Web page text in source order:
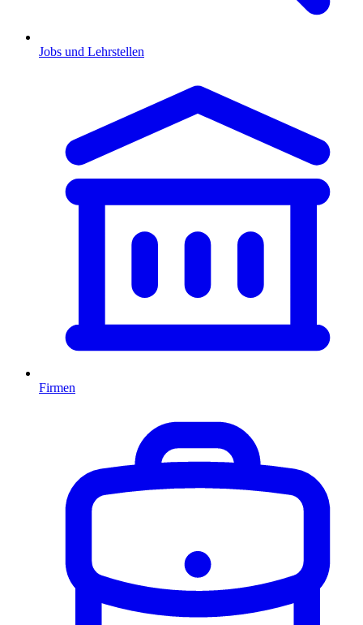
Jobs und Lehrstellen
Firmen